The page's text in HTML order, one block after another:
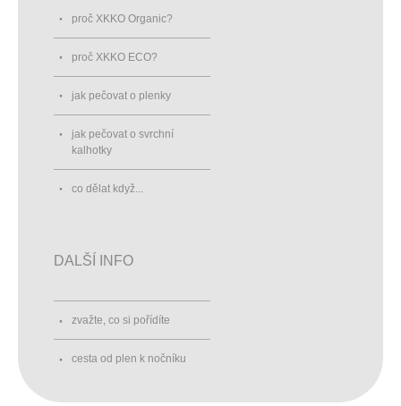
proč XKKO Organic?
proč XKKO ECO?
jak pečovat o plenky
jak pečovat o svrchní
kalhotky
co dělat když...
DALŠÍ INFO
zvažte, co si pořídíte
cesta od plen k nočníku